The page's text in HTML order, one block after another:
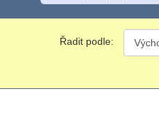
Řadit podle: